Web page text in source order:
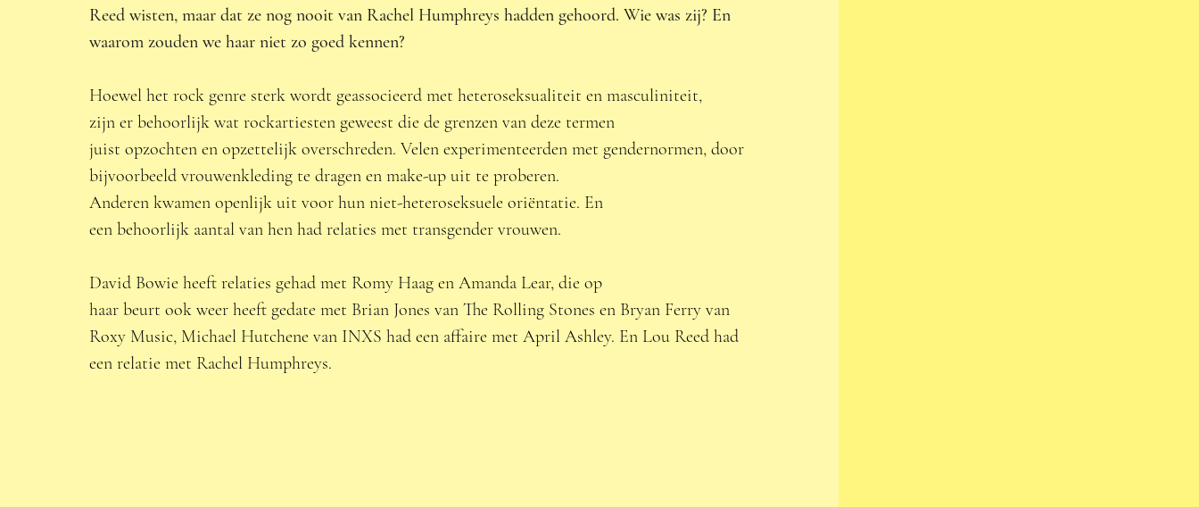
Reed wisten, maar dat ze nog nooit van Rachel Humphreys hadden gehoord. Wie was zij? En
waarom zouden we haar niet zo goed kennen?
Hoewel het rock genre sterk wordt geassocieerd met heteroseksualiteit en masculiniteit,
zijn er behoorlijk wat rockartiesten geweest die de grenzen van deze termen
juist opzochten en opzettelijk overschreden. Velen experimenteerden met gendernormen, door
bijvoorbeeld vrouwenkleding te dragen en make-up uit te proberen.
Anderen kwamen openlijk uit voor hun niet-heteroseksuele oriëntatie. En
een behoorlijk aantal van hen had relaties met transgender vrouwen.
David Bowie heeft relaties gehad met Romy Haag en Amanda Lear, die op
haar beurt ook weer heeft gedate met Brian Jones van The Rolling Stones en Bryan Ferry van
Roxy Music, Michael Hutchene van INXS had een affaire met April Ashley. En Lou Reed had
een relatie met Rachel Humphreys.